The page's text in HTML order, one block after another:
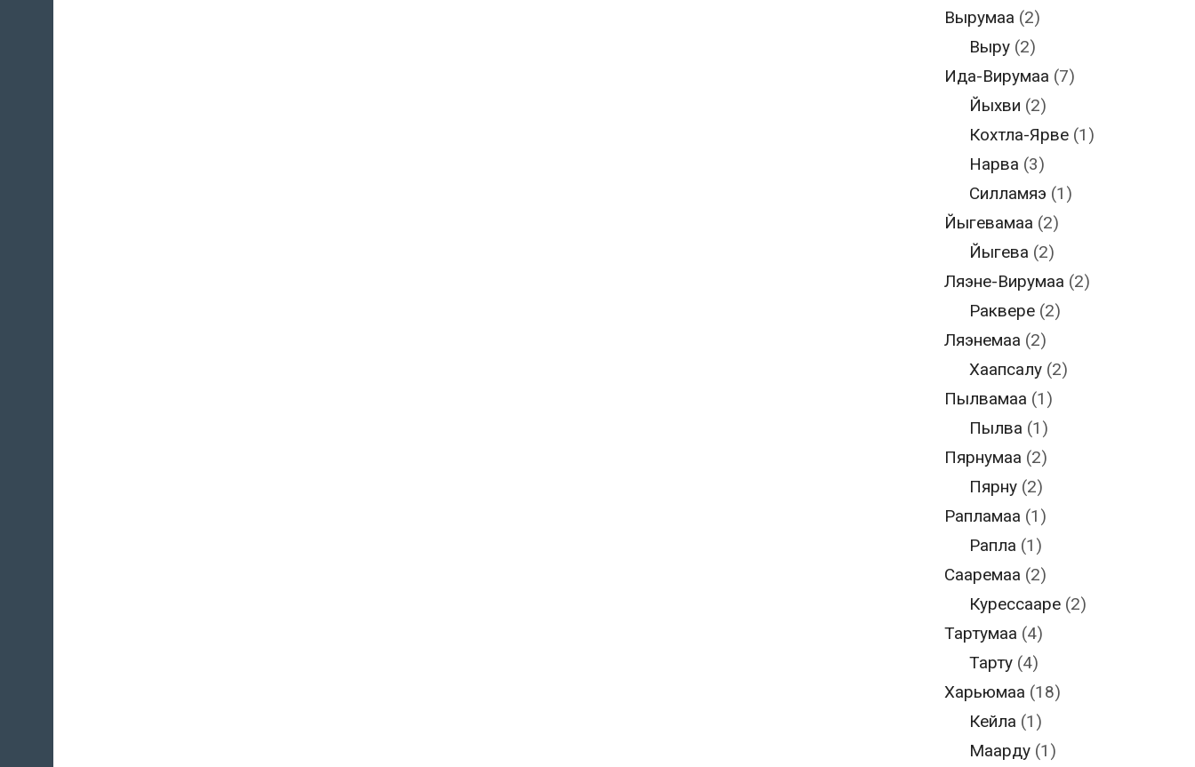
Вырумаа (2)
Выру (2)
Ида-Вирумаа (7)
Йыхви (2)
Кохтла-Ярве (1)
Нарва (3)
Силламяэ (1)
Йыгевамаа (2)
Йыгева (2)
Ляэне-Вирумаа (2)
Раквере (2)
Ляэнемаа (2)
Хаапсалу (2)
Пылвамаа (1)
Пылва (1)
Пярнумаа (2)
Пярну (2)
Рапламаа (1)
Рапла (1)
Сааремаа (2)
Курессааре (2)
Тартумаа (4)
Тарту (4)
Харьюмаа (18)
Кейла (1)
Маарду (1)